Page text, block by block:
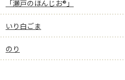
「瀬戸のほんじお®」
いり白ごま
のり